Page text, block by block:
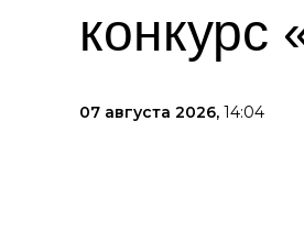
07 августа 2026, 14:04